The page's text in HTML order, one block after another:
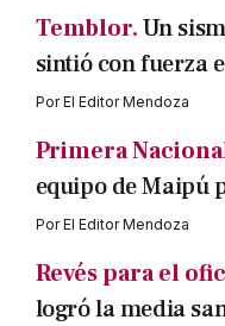
Temblor.Un
sintió con fuerza
PorEl Editor Mendoza
Primera
equipo de Maipú
PorEl Editor Mendoza
Revés para el
logró la media